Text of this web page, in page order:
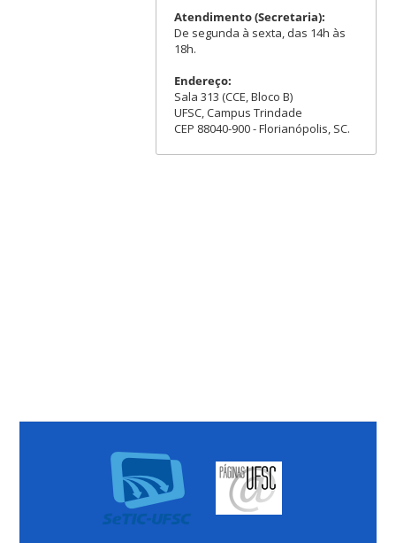
Atendimento (Secretaria):
De segunda à sexta, das 14h às
18h.
Endereço:
Sala 313 (CCE, Bloco B)
UFSC, Campus Trindade
CEP 88040-900 - Florianópolis, SC.